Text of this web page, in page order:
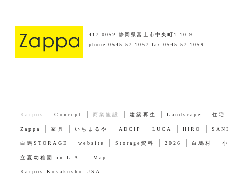
417-0052 静岡県富士市中央町1-10-9
phone:0545-57-1057 fax:0545-57-1059
Karpos Concept 商業施設 建築再生 Landscape 住宅
Zappa 家具 いちまるや ADCIP LUCA HIRO
白馬STORAGE website Storage資料 2026 白馬村
立夏幼稚園 in L.A. Map
Karpos Kosakusho USA